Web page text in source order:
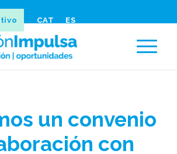
CAT ES
un convenio
con